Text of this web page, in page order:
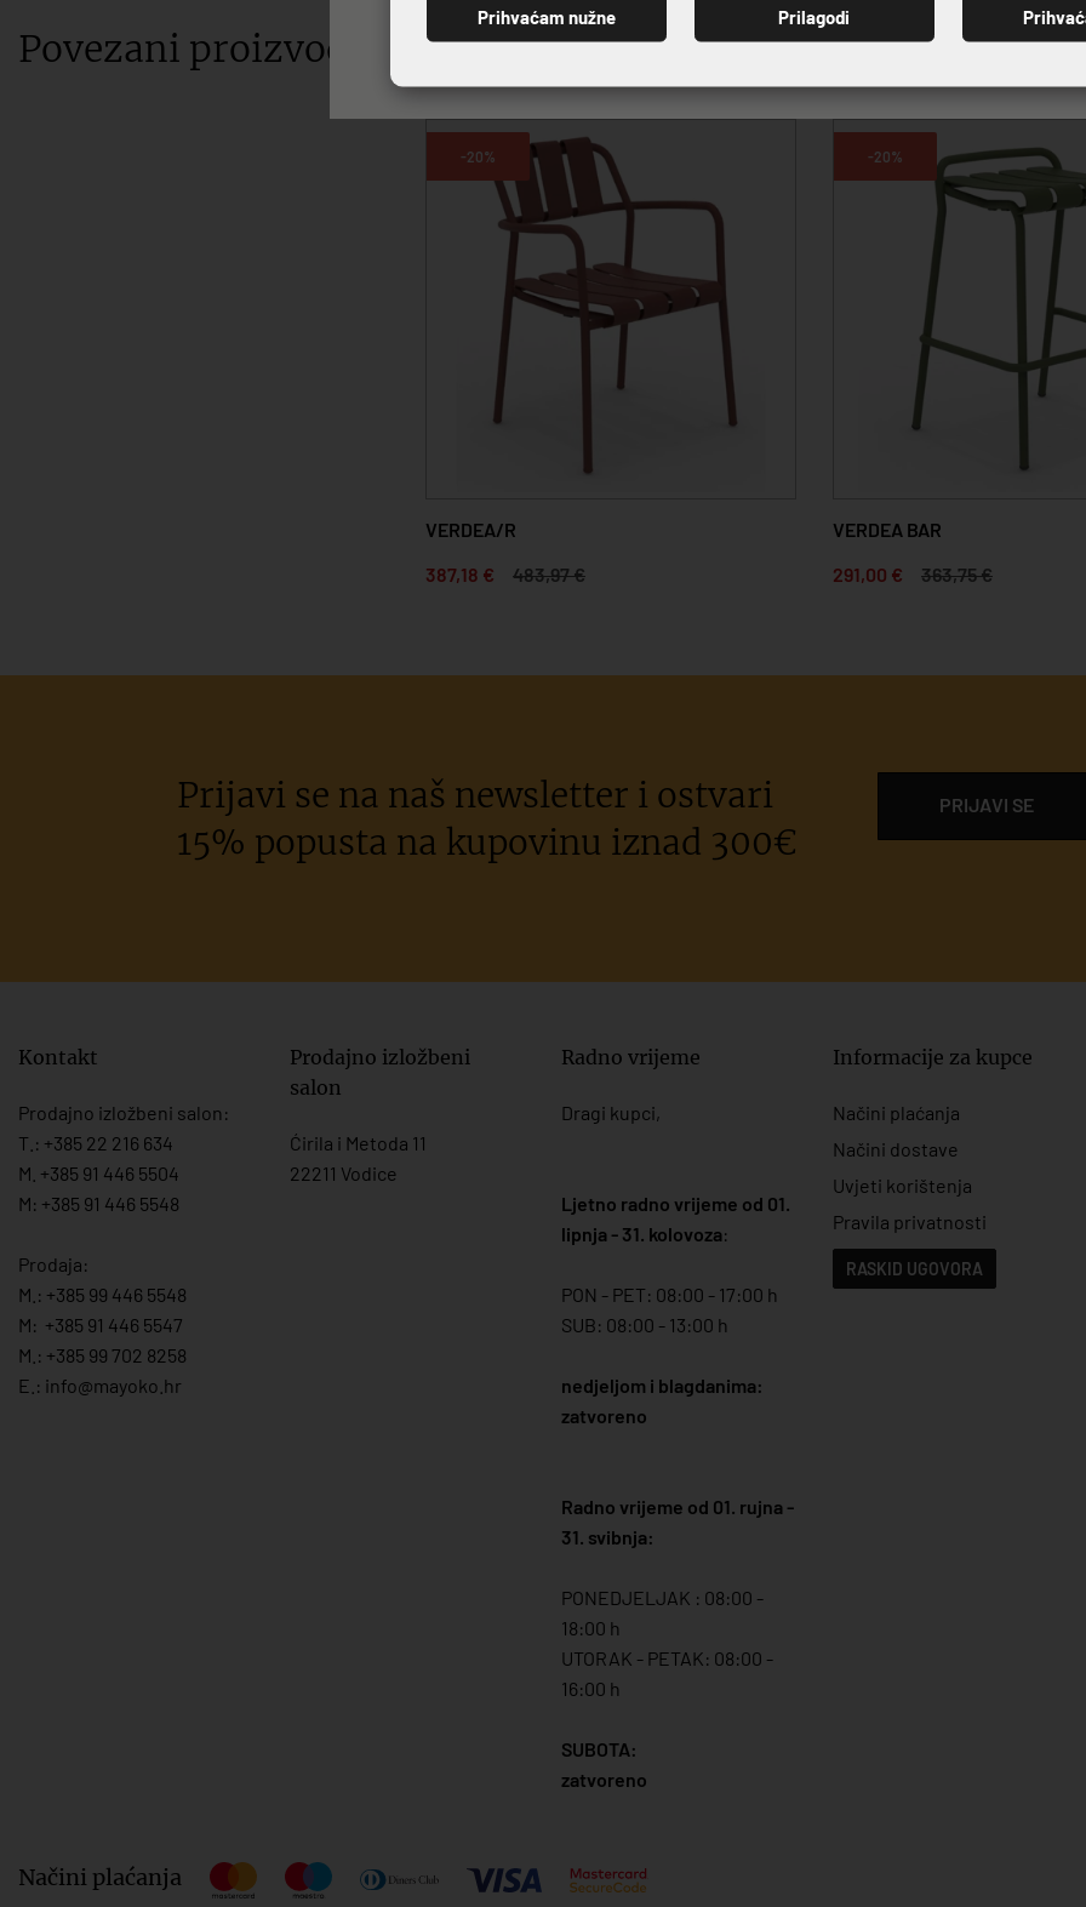
Povezani proizvodi
-20%
VERDEA/R
387,18 €
483,97 €
-20%
VERDEA BAR
291,00 €
363,75 €
Prijavi se na naš newsletter i ostvari
15% popusta na kupovinu iznad 300€
PRIJAVI SE
Kontakt
Prodajno izložbeni salon:
T.: +385 22 216 634
M. +385 91 446 5504
M: +385 91 446 5548
Prodaja:
M.: +385 99 446 5548
M: +385 91 446 5547
M.: +385 99 702 8258
E.: info@mayoko. hr
Prodajno izložbeni
salon
Ćirila i Metoda 11
22211 Vodice
Radno vrijeme
Dragi kupci,
Ljetno radno vrijeme od 01.
lipnja - 31. kolovoza:
PON - PET: 08:00 - 17:00 h
SUB: 08:00 - 13:00 h
nedjeljom i blagdanima:
zatvoreno
Radno vrijeme od 01. rujna -
31. svibnja:
PONEDJELJAK : 08:00 -
18:00 h
UTORAK - PETAK: 08:00 -
16:00 h
SUBOTA:
zatvoreno
Informacije za kupce
Načini plaćanja
Načini dostave
Uvjeti korištenja
Pravila privatnosti
RASKID UGOVORA
Načini plaćanja
PRIJAVI SE
Prihvaćam nužne Prilagodi